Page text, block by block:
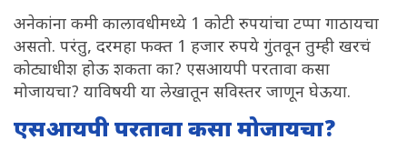
अनेकांना कमी कालावधीमध्ये 1 कोटी रुपयांचा टप्पा गाठायचा
असतो. परंतु, दरमहा फक्त 1 हजार रुपये गुंतवून तुम्ही खरचं
कोट्याधीश होऊ शकता का? एसआयपी परतावा कसा
मोजायचा? याविषयी या लेखातून सविस्तर जाणून घेऊया.
एसआयपी परतावा कसा मोजायचा?